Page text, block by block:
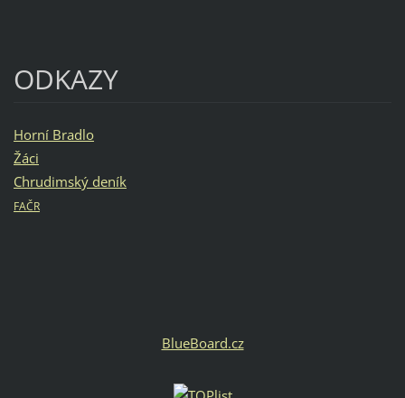
ODKAZY
Horní Bradlo
Žáci
Chrudimský deník
FAČR
BlueBoard.cz